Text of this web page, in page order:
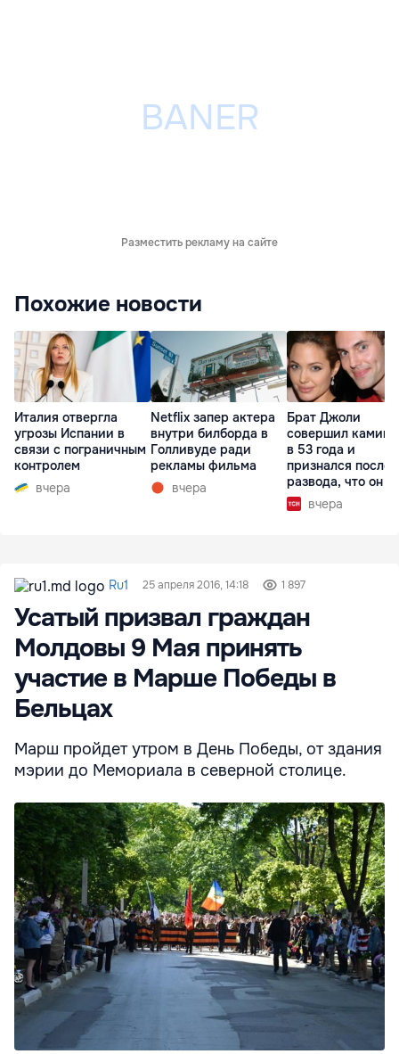
Разместить рекламу на сайте
Похожие новости
Италия отвергла
угрозы Испании в
связи с пограничным
контролем
вчера
Netflix запер актера
внутри билборда в
Голливуде ради
рекламы фильма
вчера
Брат Джоли
совершил
в 53 года и
признался после
развода, что он
вчера
Ru1 25 апреля 2016, 14:18 1 897
Усатый призвал граждан
Молдовы 9 Мая принять
участие в Марше Победы в
Бельцах
Марш пройдет утром в День Победы, от здания
мэрии до Мемориала в северной столице.